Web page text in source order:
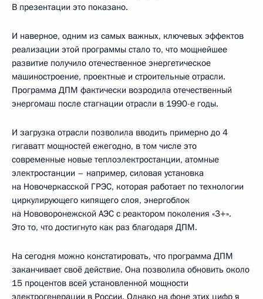
В презентации это показано.
И наверное, одним из самых важных, ключевых эффектов
реализации этой программы стало то, что мощнейшее
развитие получило отечественное энергетическое
машиностроение, проектные и строительные отрасли.
Программа ДПМ фактически возродила отечественный
энергомаш после стагнации отрасли в 1990-е годы.
И загрузка отрасли позволила вводить примерно до 4
гигаватт мощностей ежегодно, в том числе это
современные новые теплоэлектростанции, атомные
электростанции – например, силовая установка
на Новочеркасской ГРЭС, которая работает по технологии
циркулирующего кипящего слоя, энергоблок
на Нововоронежской АЭС с реактором поколения «3+».
Это то, что достигнуто как раз благодаря ДПМ.
На сегодня можно констатировать, что программа ДПМ
заканчивает своё действие. Она позволила обновить около
15 процентов всей установленной мощности
электрогенерации в России. Однако на фоне этих цифр я